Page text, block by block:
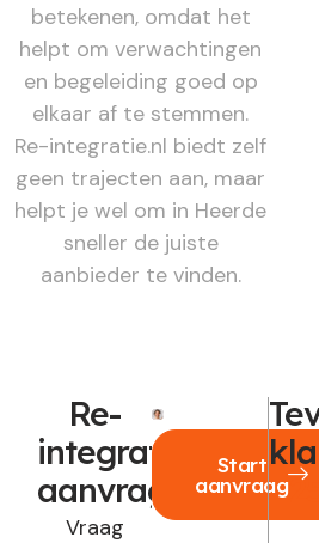
betekenen, omdat het
helpt om verwachtingen
en begeleiding goed op
elkaar af te stemmen.
Re-integratie.nl biedt zelf
geen trajecten aan, maar
helpt je wel om in Heerde
sneller de juiste
aanbieder te vinden.
Re-
integratie
aanvragen?
Vraag
Start
aanvraag